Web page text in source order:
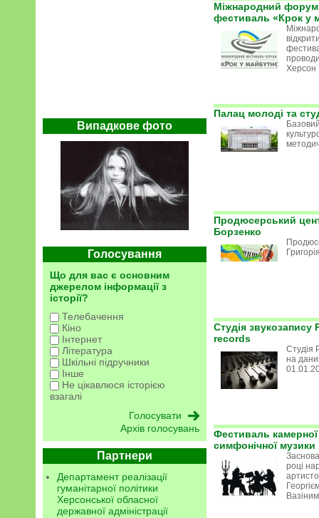
Випадкове фото
Голосування
Що для вас є основним
джерелом інформації з
історії?
Телебачення
Кіно
Інтернет
Література
Шкільні підручники
Інше
Не цікавлюся історією
взагалі
Архів голосувань
Партнери
Департамент реалізації
гуманітарної політики
Херсонської обласної
державної адміністрації
Міжнародний
фестиваль «Крок у
Херсон
Палац молоді та
Продюсерський
Борзенко
Студія звукозапису
records
Студія
на
Фестиваль камерної
симфонічної
році
Вазіним